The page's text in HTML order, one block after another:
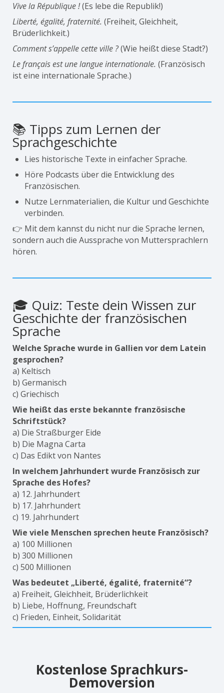
Vive la République !(Es lebe die Republik!)
Liberté, égalité, fraternité. (Freiheit, Gleichheit,
Brüderlichkeit.)
Comment s’appelle cette ville ?(Wie heißt diese Stadt?)
Le français est une langue internationale. (Französisch
ist eine internationale Sprache.)
📚 Tipps zum Lernen der
Sprachgeschichte
Lies historische Texte in einfacher Sprache.
Höre Podcasts über die Entwicklung des
Französischen.
Nutze Lernmaterialien, die Kultur und Geschichte
verbinden.
👉 Mit dem kannst du nicht nur die Sprache lernen,
sondern auch die Aussprache von Muttersprachlern
hören.
🎓 Quiz: Teste dein Wissen zur
Geschichte der französischen
Sprache
Welche Sprache wurde in Gallien vor dem Latein
gesprochen?
a) Keltisch
b) Germanisch
c) Griechisch
Wie heißt das erste bekannte französische
Schriftstück?
a) Die Straßburger Eide
b) Die Magna Carta
c) Das Edikt von Nantes
In welchem Jahrhundert wurde Französisch zur
Sprache des Hofes?
a) 12. Jahrhundert
b) 17. Jahrhundert
c) 19. Jahrhundert
Wie viele Menschen sprechen heute Französisch?
a) 100 Millionen
b) 300 Millionen
c) 500 Millionen
Was bedeutet „Liberté, égalité, fraternité“?
a) Freiheit, Gleichheit, Brüderlichkeit
b) Liebe, Hoffnung, Freundschaft
c) Frieden, Einheit, Solidarität
Kostenlose Sprachkurs-
Demoversion